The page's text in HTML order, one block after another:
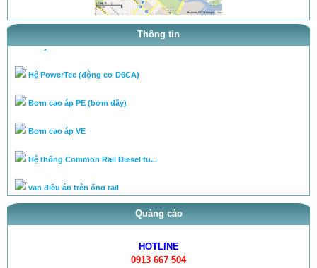
Thông tin
cân lưu lượng bơm theo tài liệ...
Chuyên cân chỉnh bơm béc theo...
Quảng cáo
HOTLINE
0913 667 504